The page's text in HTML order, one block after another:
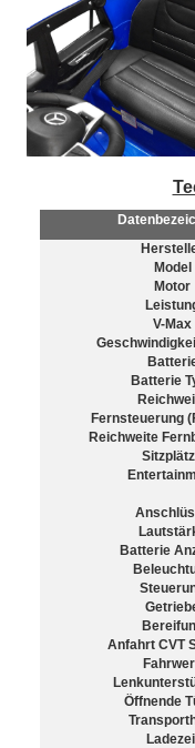
Model
Motor
V-Max
Batterie
Fernsteuerung
Reichweite
Batterie
Anfahrt CVT
Öffnende